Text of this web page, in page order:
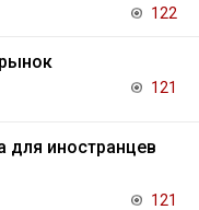
122
121
для иностранцев
121